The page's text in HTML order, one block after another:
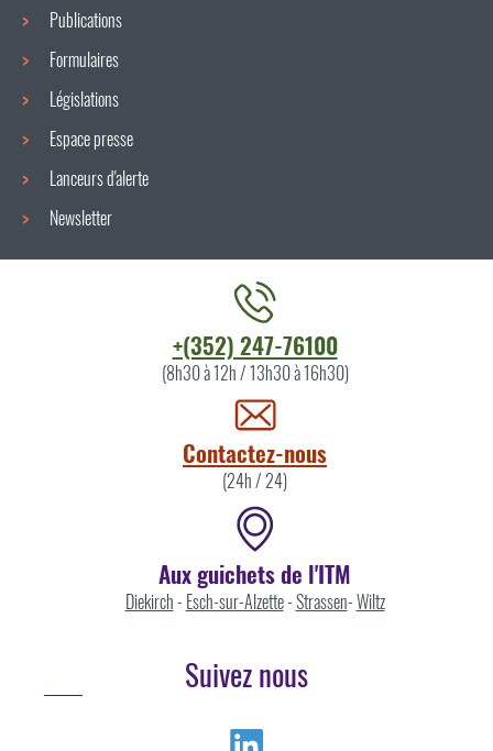
Publications
Formulaires
Législations
Espace presse
Lanceurs d'alerte
Newsletter
+(352) 247-76100
(8h30 à 12h / 13h30 à 16h30)
Contactez-nous
(24h / 24)
Aux guichets de l'ITM
Diekirch- Esch-sur-Alzette-Strassen-Wiltz
Suivez nous